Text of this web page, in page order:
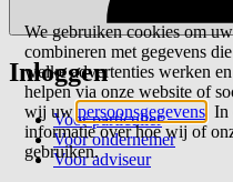
Inloggen
Voor particulier
Voor ondernemer
Voor adviseur
We gebruiken cookies om
combineren met gegevens
welke advertenties werken
helpen via onze website of
wij uwpersoonsgegevens .
informatie over hoe wij of
gebruiken.